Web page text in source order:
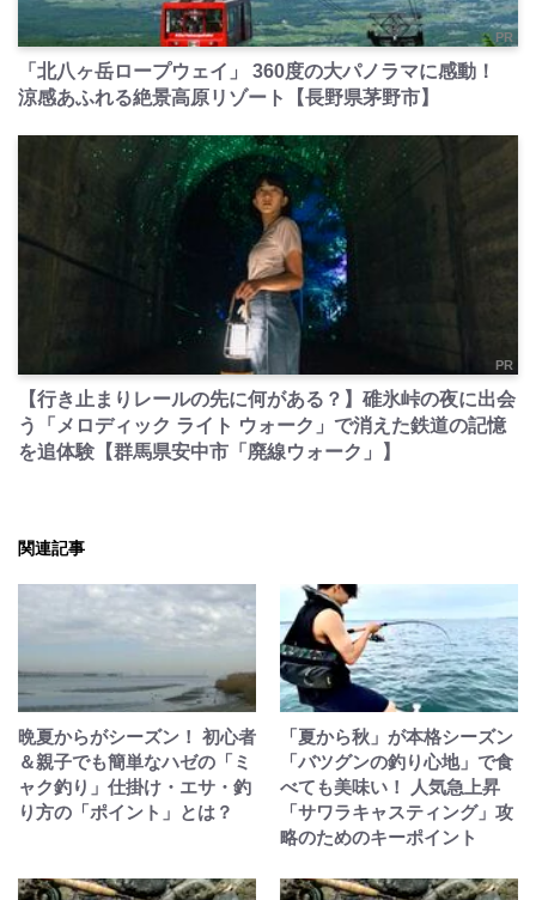
PR
「北八ヶ岳ロープウェイ」 360度の大パノラマに感動！
涼感あふれる絶景高原リゾート【長野県茅野市】
PR
【行き止まりレールの先に何がある？】碓氷峠の夜に出会
う「メロディック ライト ウォーク」で消えた鉄道の記憶
を追体験【群馬県安中市「廃線ウォーク」】
関連記事
晩夏からがシーズン！ 初心者
＆親子でも簡単なハゼの「ミ
ャク釣り」仕掛け・エサ・釣
り方の「ポイント」とは？
「夏から秋」が本格シーズン
「バツグンの釣り心地」で食
べても美味い！ 人気急上昇
「サワラキャスティング」攻
略のためのキーポイント